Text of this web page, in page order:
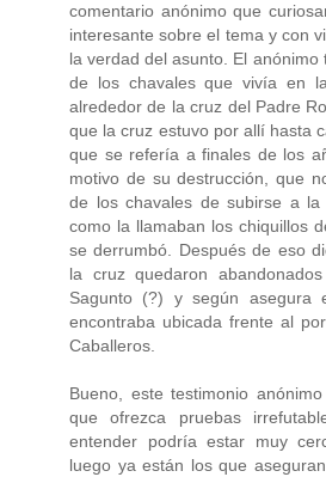
comentario anónimo que
interesante sobre el tema y con
la verdad del asunto. El
de los chavales que vivía en
alrededor de la cruz del Padre
que la cruz estuvo por allí hasta
que se refería a finales de los
motivo de su destrucción, que
de los chavales de subirse a
como la llamaban los chiquillos
se derrumbó. Después de eso
la cruz quedaron
Sagunto (?) y según asegura
encontraba ubicada frente al
Caballeros.
Bueno, este testimonio
que ofrezca pruebas
entender podría estar muy
luego ya están los que